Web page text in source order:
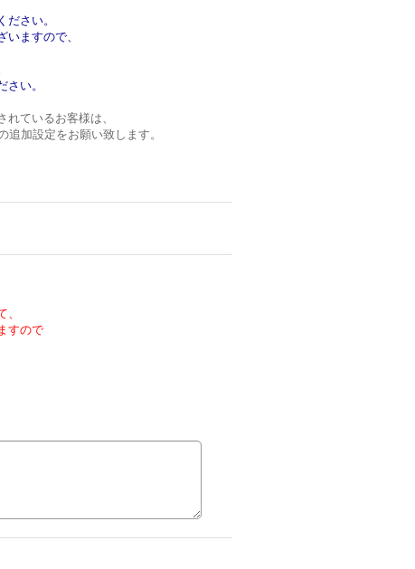
さい。
ますので、
い。
ているお客様は、
加設定をお願い致します。
すので